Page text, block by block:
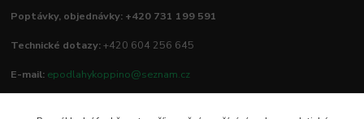
Poptávky, objednávky: +420 731 199 591
Technické dotazy:+420 604 256 645
E-mail: epodlahykoppino@seznam.cz